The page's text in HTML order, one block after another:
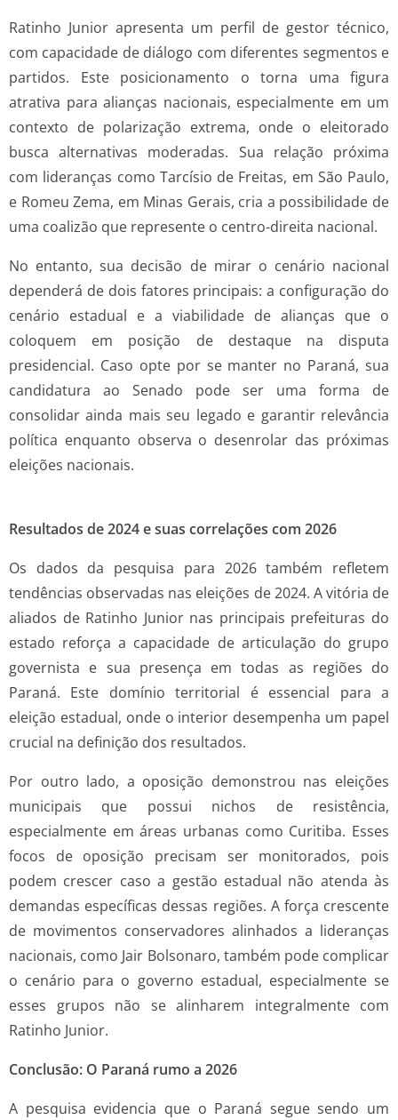
Ratinho Junior apresenta um perfil de gestor técnico,
com capacidade de diálogo com diferentes segmentos e
partidos. Este posicionamento o torna uma figura
atrativa para alianças nacionais, especialmente em um
contexto de polarização extrema, onde o eleitorado
busca alternativas moderadas. Sua relação próxima
com lideranças como Tarcísio de Freitas, em São Paulo,
e Romeu Zema, em Minas Gerais, cria a possibilidade de
uma coalizão que represente o centro-direita nacional.
No entanto, sua decisão de mirar o cenário nacional
dependerá de dois fatores principais: a configuração do
cenário estadual e a viabilidade de alianças que o
coloquem em posição de destaque na disputa
presidencial. Caso opte por se manter no Paraná, sua
candidatura ao Senado pode ser uma forma de
consolidar ainda mais seu legado e garantir relevância
política enquanto observa o desenrolar das próximas
eleições nacionais.
Resultados de 2024 e suas correlações com 2026
Os dados da pesquisa para 2026 também refletem
tendências observadas nas eleições de 2024. A vitória de
aliados de Ratinho Junior nas principais prefeituras do
estado reforça a capacidade de articulação do grupo
governista e sua presença em todas as regiões do
Paraná. Este domínio territorial é essencial para a
eleição estadual, onde o interior desempenha um papel
crucial na definição dos resultados.
Por outro lado, a oposição demonstrou nas eleições
municipais que possui nichos de resistência,
especialmente em áreas urbanas como Curitiba. Esses
focos de oposição precisam ser monitorados, pois
podem crescer caso a gestão estadual não atenda às
demandas específicas dessas regiões. A força crescente
de movimentos conservadores alinhados a lideranças
nacionais, como Jair Bolsonaro, também pode complicar
o cenário para o governo estadual, especialmente se
esses grupos não se alinharem integralmente com
Ratinho Junior.
Conclusão: O Paraná rumo a 2026
A pesquisa evidencia que o Paraná segue sendo um